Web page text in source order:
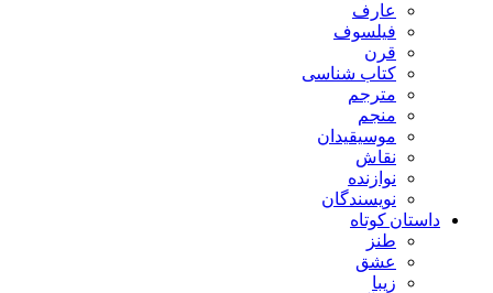
عارف
فیلسوف
قرن
کتاب شناسی
مترجم
منجم
موسیقیدان
نقاش
نوازنده
نویسندگان
داستان کوتاه
طنز
عشق
زیبا